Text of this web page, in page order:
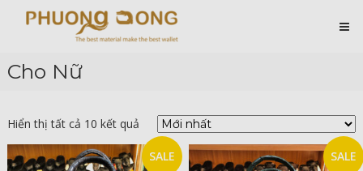
Cá
Phương
Đông
Ở
Chất
Lượng
Cho Nữ
Hiển thị tất cả 10 kết quả
SALE SALE